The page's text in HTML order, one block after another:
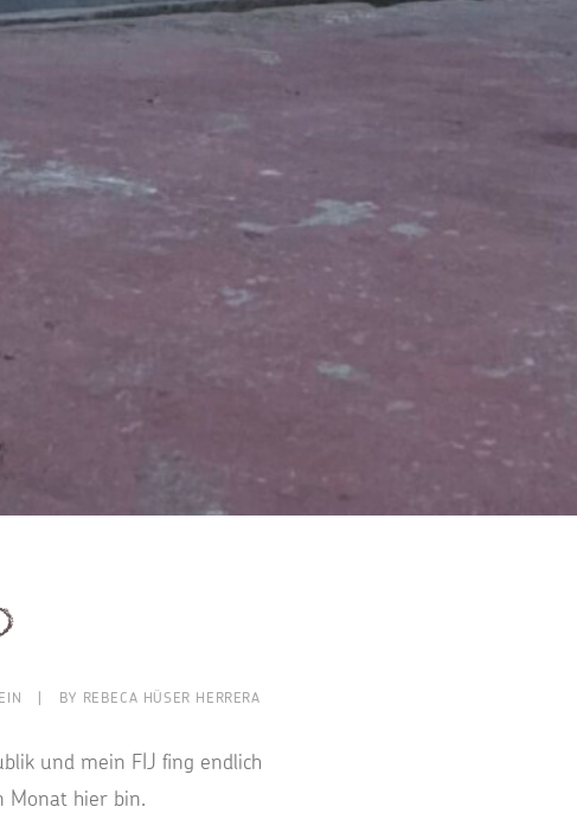
BY REBECA HÜSER HERRERA
und mein FIJ fing endlich
Monat hier bin.